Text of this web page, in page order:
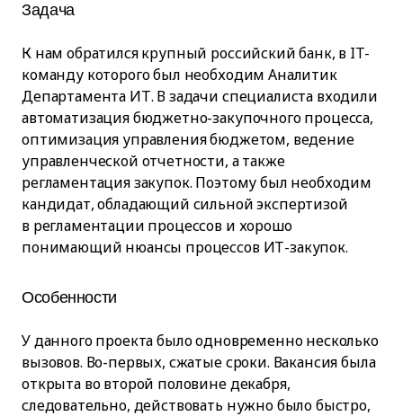
Задача
К нам обратился крупный российский банк, в IT-
команду которого был необходим Аналитик
Департамента ИТ. В задачи специалиста входили
автоматизация бюджетно-закупочного процесса,
оптимизация управления бюджетом, ведение
управленческой отчетности, а также
регламентация закупок. Поэтому был необходим
кандидат, обладающий сильной экспертизой
в регламентации процессов и хорошо
понимающий нюансы процессов ИТ-закупок.
Особенности
У данного проекта было одновременно несколько
вызовов. Во-первых, сжатые сроки. Вакансия была
открыта во второй половине декабря,
следовательно, действовать нужно было быстро,